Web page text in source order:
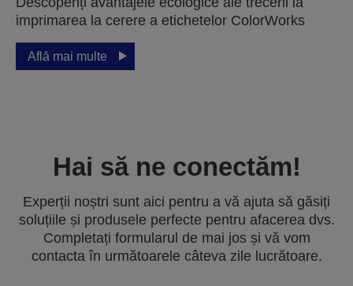
imprimarea la cerere a etichetelor ColorWorks
Află mai multe
Hai să ne conectăm!
Experții noștri sunt aici pentru a vă ajuta să găsiți
soluțiile și produsele perfecte pentru afacerea dvs.
Completați formularul de mai jos și vă vom
contacta în următoarele câteva zile lucrătoare.